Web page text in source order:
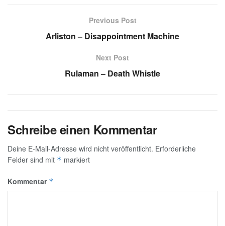
Previous Post
Arliston – Disappointment Machine
Next Post
Rulaman – Death Whistle
Schreibe einen Kommentar
Deine E-Mail-Adresse wird nicht veröffentlicht. Erforderliche
Felder sind mit * markiert
Kommentar *